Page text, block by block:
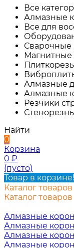
Все
Алмазные
Все для
Сварочные
Магнитные
Алмазные
Алмазные
Резчики
Найти
0
Корзина
0 ₽
(пусто)
Товар в корзине!
Каталог товаров
Каталог товаров
Алмазные
Алмазные
Алмазные
Алмазные